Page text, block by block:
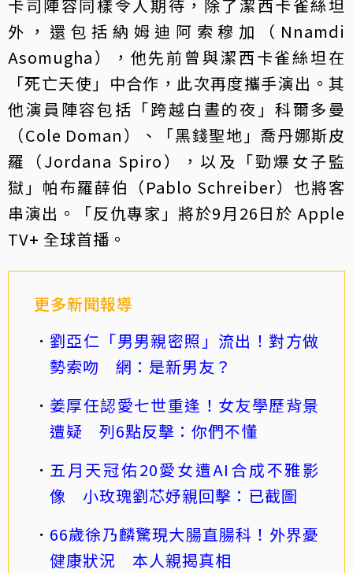
卡司陣容同樣令人期待，除了潔西卡雀絲坦
外，還包括納姆迪阿索穆加（Nnamdi
Asomugha），他先前曾與潔西卡雀絲坦在
「死亡天使」中合作，此次再度攜手演出。其
他演員陣容包括「跨越白晝的夜」科爾多曼
（Cole Doman）、「黑錢聖地」喬丹娜斯皮
羅（Jordana Spiro），以及「勁爆女子監
獄」帕布羅薛伯（Pablo Schreiber）也將客
串演出。「反仇專家」將於9月26日於 Apple
TV+ 全球首播。
更多新聞報導
劉亞仁「男男親密照」流出！對方做
勢索吻 網：是新男友？
姜厚任認愛七世重逢！女友學歷背景
遭疑 列6點反擊：你們不懂
五月天冠佑20愛女遭AI合成不雅影
像 小玫瑰劉芯妤親回擊：已截圖
66歲徐乃麟驚現大腸直腸科！外界憂
健康狀況 本人親揭真相